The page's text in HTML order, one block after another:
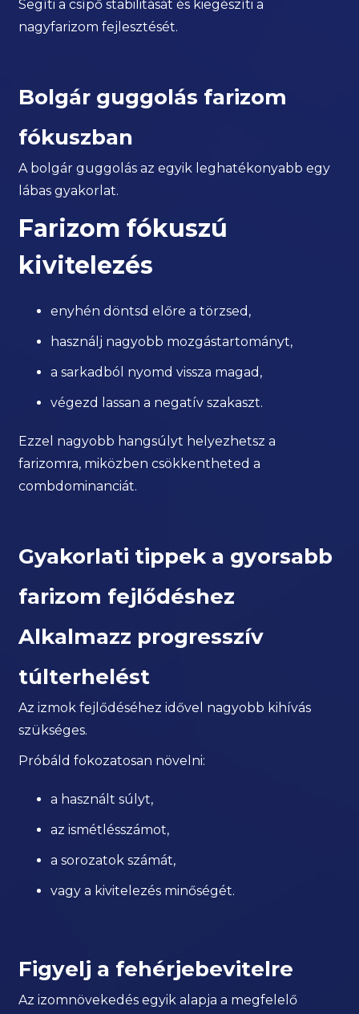
Segíti a csípő stabilitását és kiegészíti a
nagyfarizom fejlesztését.
Bolgár guggolás farizom
fókuszban
A bolgár guggolás az egyik leghatékonyabb egy
lábas gyakorlat.
Farizom fókuszú
kivitelezés
enyhén döntsd előre a törzsed,
használj nagyobb mozgástartományt,
a sarkadból nyomd vissza magad,
végezd lassan a negatív szakaszt.
Ezzel nagyobb hangsúlyt helyezhetsz a
farizomra, miközben csökkentheted a
combdominanciát.
Gyakorlati tippek a gyorsabb
farizom fejlődéshez
Alkalmazz progresszív
túlterhelést
Az izmok fejlődéséhez idővel nagyobb kihívás
szükséges.
Próbáld fokozatosan növelni:
a használt súlyt,
az ismétlésszámot,
a sorozatok számát,
vagy a kivitelezés minőségét.
Figyelj a fehérjebevitelre
Az izomnövekedés egyik alapja a megfelelő